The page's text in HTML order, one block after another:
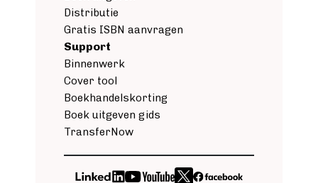
Distributie
Gratis ISBN aanvragen
Support
Binnenwerk
Cover tool
Boekhandelskorting
Boek uitgeven gids
TransferNow
Image Image ImageImage